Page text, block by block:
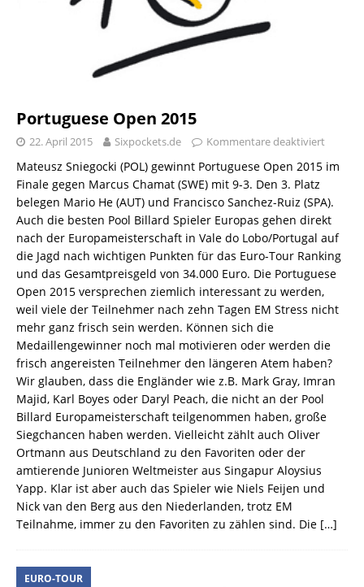
Portuguese Open 2015
22. April 2015 Sixpockets.de Kommentare deaktiviert
Mateusz Sniegocki (POL) gewinnt Portuguese Open 2015 im
Finale gegen Marcus Chamat (SWE) mit 9-3. Den 3. Platz
belegen Mario He (AUT) und Francisco Sanchez-Ruiz (SPA).
Auch die besten Pool Billard Spieler Europas gehen direkt
nach der Europameisterschaft in Vale do Lobo/Portugal auf
die Jagd nach wichtigen Punkten für das Euro-Tour Ranking
und das Gesamtpreisgeld von 34.000 Euro. Die Portuguese
Open 2015 versprechen ziemlich interessant zu werden,
weil viele der Teilnehmer nach zehn Tagen EM Stress nicht
mehr ganz frisch sein werden. Können sich die
Medaillengewinner noch mal motivieren oder werden die
frisch angereisten Teilnehmer den längeren Atem haben?
Wir glauben, dass die Engländer wie z.B. Mark Gray, Imran
Majid, Karl Boyes oder Daryl Peach, die nicht an der Pool
Billard Europameisterschaft teilgenommen haben, große
Siegchancen haben werden. Vielleicht zählt auch Oliver
Ortmann aus Deutschland zu den Favoriten oder der
amtierende Junioren Weltmeister aus Singapur Aloysius
Yapp. Klar ist aber auch das Spieler wie Niels Feijen und
Nick van den Berg aus den Niederlanden, trotz EM
Teilnahme, immer zu den Favoriten zu zählen sind. Die […]
EURO-TOUR